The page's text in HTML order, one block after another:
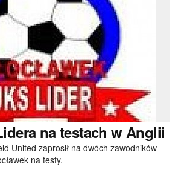
na testach w Anglii
United zaprosił na dwóch zawodników
na testy.